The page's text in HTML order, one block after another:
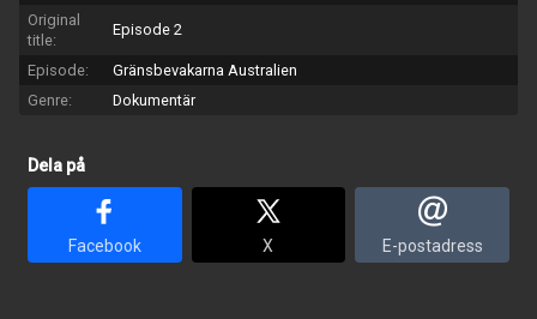
Original
title:
Episode 2
Episode:
Gränsbevakarna Australien
Genre:
Dokumentär
Dela på
Facebook X E-postadress